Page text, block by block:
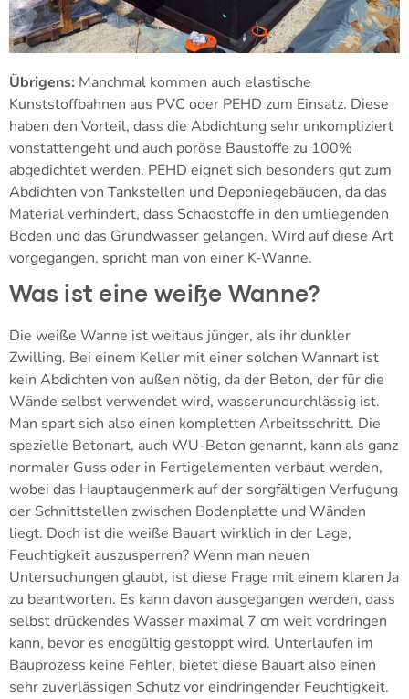
Übrigens: Manchmal kommen auch elastische
Kunststoffbahnen aus PVC oder PEHD zum Einsatz. Diese
haben den Vorteil, dass die Abdichtung sehr unkompliziert
vonstattengeht und auch poröse Baustoffe zu 100%
abgedichtet werden. PEHD eignet sich besonders gut zum
Abdichten von Tankstellen und Deponiegebäuden, da das
Material verhindert, dass Schadstoffe in den umliegenden
Boden und das Grundwasser gelangen. Wird auf diese Art
vorgegangen, spricht man von einer K-Wanne.
Was ist eine weiße Wanne?
Die weiße Wanne ist weitaus jünger, als ihr dunkler
Zwilling. Bei einem Keller mit einer solchen Wannart ist
kein Abdichten von außen nötig, da der Beton, der für die
Wände selbst verwendet wird, wasserundurchlässig ist.
Man spart sich also einen kompletten Arbeitsschritt. Die
spezielle Betonart, auch WU-Beton genannt, kann als ganz
normaler Guss oder in Fertigelementen verbaut werden,
wobei das Hauptaugenmerk auf der sorgfältigen Verfugung
der Schnittstellen zwischen Bodenplatte und Wänden
liegt. Doch ist die weiße Bauart wirklich in der Lage,
Feuchtigkeit auszusperren? Wenn man neuen
Untersuchungen glaubt, ist diese Frage mit einem klaren Ja
zu beantworten. Es kann davon ausgegangen werden, dass
selbst drückendes Wasser maximal 7 cm weit vordringen
kann, bevor es endgültig gestoppt wird. Unterlaufen im
Bauprozess keine Fehler, bietet diese Bauart also einen
sehr zuverlässigen Schutz vor eindringender Feuchtigkeit.